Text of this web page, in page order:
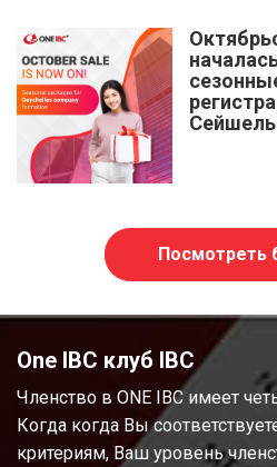
Посмотреть
One IBC клуб IBC
Членство в ONE IBC имеет
Когда когда Вы
критериям, Ваш уровень